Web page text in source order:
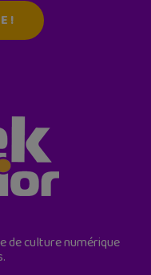
!
de culture numérique